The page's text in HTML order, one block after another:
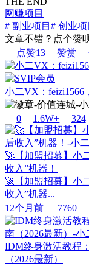
网赚项目
# 副业项目 # 创业项
文章不错？点个赞
点赞13 赞赏
小二VX：feizi1566
0
1.6W+ 324
🚀【加盟招募】小
收入”机器！
🚀【加盟招募】小
收入”机器...
12个月前
7760
IDM终身激活教程
（2026最新）